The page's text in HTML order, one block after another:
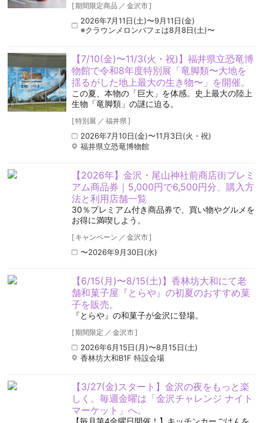
[期間限定商品 ／ 金沢市]
2026年7月11日(土)〜9月11日(金)
※クラウンメロンパフェは8月8日(土)〜
【7/10(金)〜11/3(火・祝)】福井県立恐竜博
物館で令和8年度特別展「竜脚類〜大地を
揺るがした地上最大の生き物〜」を開催。
この夏、本物の「巨大」を体感。史上最大の陸上
生物「竜脚類」の謎に迫る。
[特別展 ／ 福井県]
2026年7月10日(金)〜11月3日(火・祝)
福井県立恐竜博物館
【2026年】金沢・尾山神社前商店街プレミ
アム商品券｜5,000円で6,500円分、購入方
法と利用店舗一覧
30％プレミアム付き商品券で、買い物やグルメを
お得に満喫しよう。
[ キャンペーン ／ 金沢市]
〜2026年9月30日(水)
【6/15(月)〜8/15(土)】香林坊大和にて老
舗和菓子屋『とらや』の初夏のおすすめ菓
子を販売。
『とらや』の和菓子が金沢に登場。
[期間限定 ／ 金沢市]
2026年6月15日(月)〜8月15日(土)
香林坊大和B1F 特設会場
【3/27(金)スタート】金沢の夜をもっと楽
しく。毎週金曜は「金沢チャレンジ ナイト
マーケット」へ。